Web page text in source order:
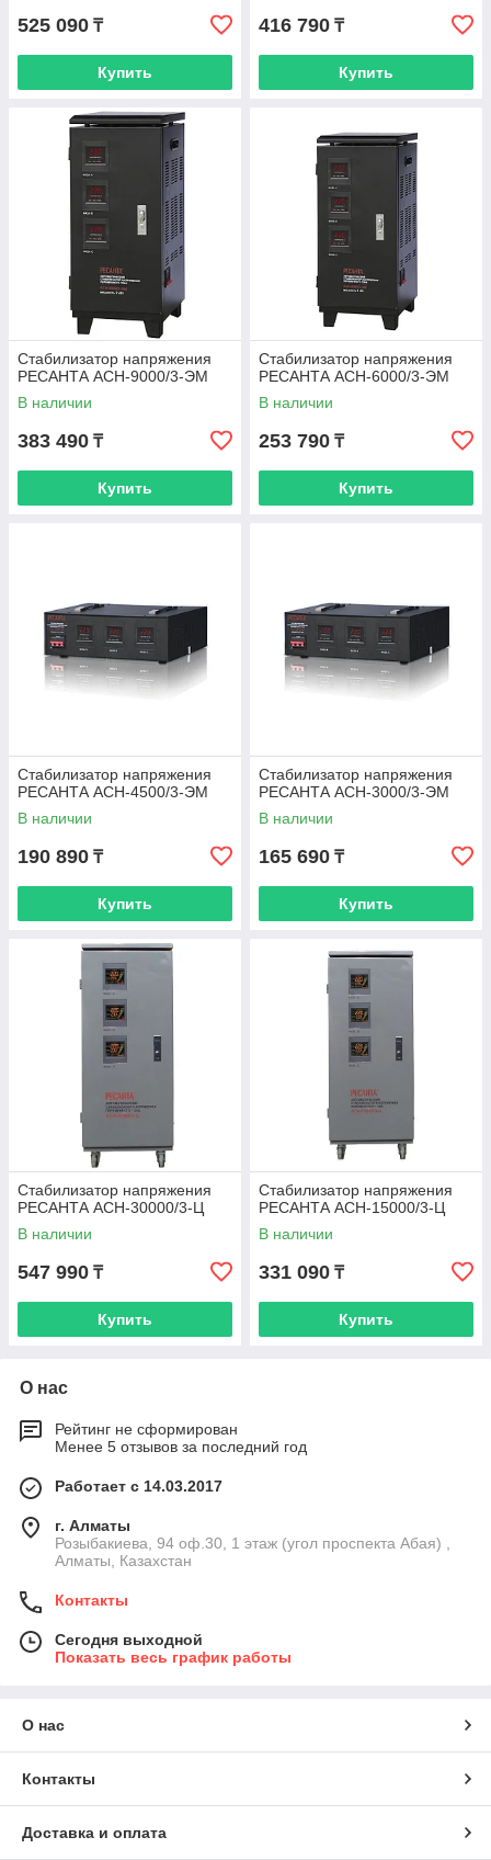
525 090 ₸
Купить
416 790 ₸
Купить
Стабилизатор напряжения
РЕСАНТА АСН-9000/3-ЭМ
В наличии
383 490 ₸
Купить
Стабилизатор напряжения
РЕСАНТА АСН-6000/3-ЭМ
В наличии
253 790 ₸
Купить
Стабилизатор напряжения
РЕСАНТА АСН-4500/3-ЭМ
В наличии
190 890 ₸
Купить
Стабилизатор напряжения
РЕСАНТА АСН-3000/3-ЭМ
В наличии
165 690 ₸
Купить
Стабилизатор напряжения
РЕСАНТА АСН-30000/3-Ц
В наличии
547 990 ₸
Купить
Стабилизатор напряжения
РЕСАНТА АСН-15000/3-Ц
В наличии
331 090 ₸
Купить
О нас
Рейтинг не сформирован
Менее 5 отзывов за последний год
Работает с 14.03.2017
г. Алматы
Розыбакиева, 94 оф.30, 1 этаж (угол проспекта Абая) ,
Алматы, Казахстан
Контакты
Сегодня выходной
Показать весь график работы
О нас
Контакты
Доставка и оплата